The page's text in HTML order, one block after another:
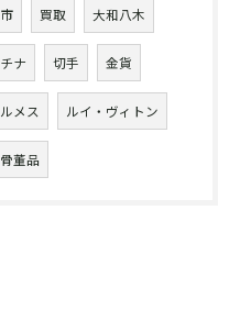
買取 大和八木
ナ 切手 金貨
メス ルイ・ヴィトン
骨董品